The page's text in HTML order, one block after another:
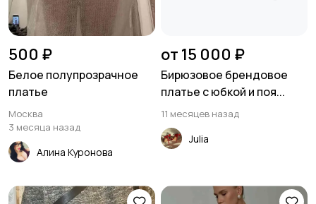
500 ₽
Белое полупрозрачное
платье
Москва
3 месяца назад
Алина Куронова
от 15 000 ₽
Бирюзовое брендовое
платье с юбкой и поя...
11 месяцев назад
Julia